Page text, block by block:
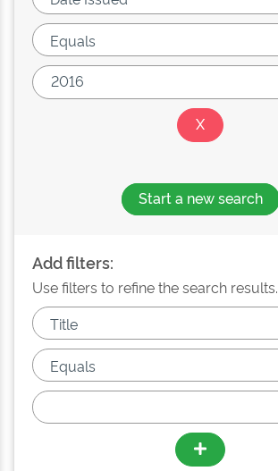
Start a new search
Add filters:
Use filters to refine the search results.